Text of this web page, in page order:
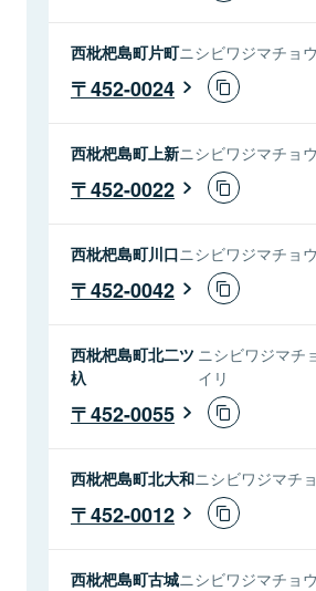
西枇杷島町片町ニシビワジマチョ
452-0024
西枇杷島町上新ニシビワジマチョ
452-0022
西枇杷島町川口ニシビワジマチョ
452-0042
西枇杷島町北二ツ
杁
ニシビワジマチ
イリ
452-0055
西枇杷島町北大和ニシビワジマチ
452-0012
西枇杷島町古城ニシビワジマチョ